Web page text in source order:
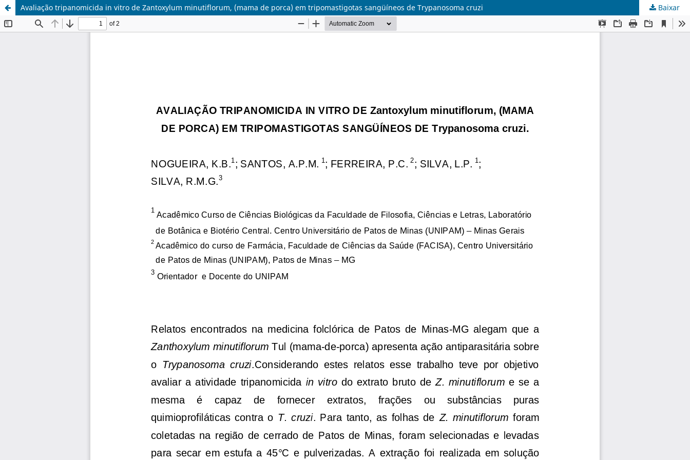
Avaliação tripanomicida in vitro de Zantoxylum minutiflorum, (mama de porca) em tripomastigotas sangüíneos de Trypanosoma cruzi Baixar